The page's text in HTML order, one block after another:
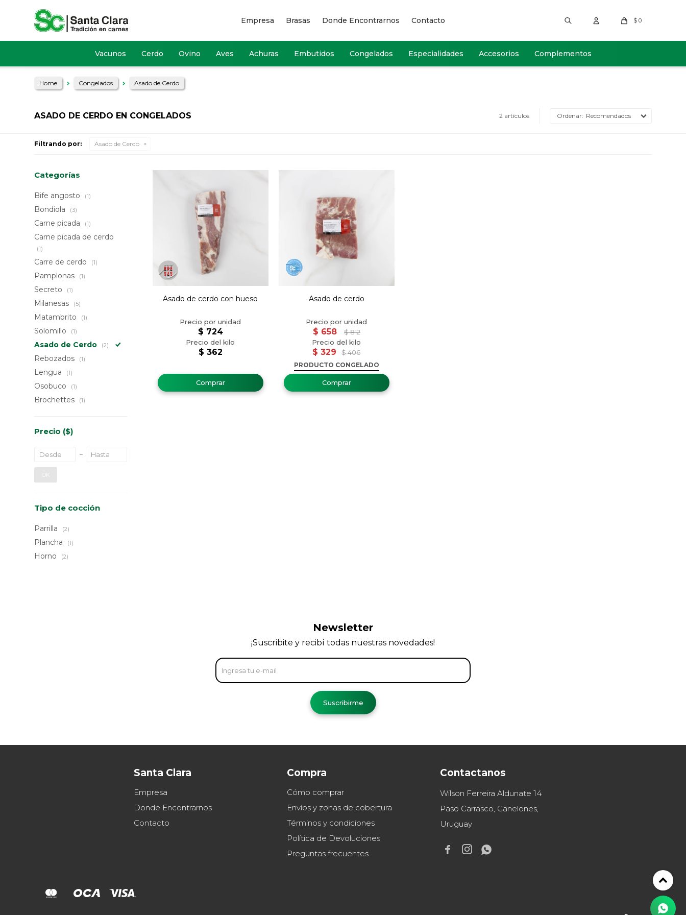
Vacunos Cerdo Ovino Aves Achuras Embutidos Congelados Especialidades Accesorios Complementos
$ 0
Empresa Brasas Donde Encontrarnos Contacto
Home Congelados Asado de Cerdo
ASADO DE CERDO EN CONGELADOS 2 artículos Recomendados
Filtrando por: Asado de Cerdo
Asado de cerdo con hueso
$ 362
$ 724
Asado de cerdo
$ 329 $ 406
$ 658 $ 812
PRODUCTO CONGELADO
Categorías
Bife angosto (1)
Bondiola (3)
Carne picada (1)
Carne picada de cerdo
(1)
Carre de cerdo (1)
Pamplonas (1)
Secreto (1)
Milanesas (5)
Matambrito (1)
Solomillo (1)
Asado de Cerdo (2)
Rebozados (1)
Lengua (1)
Osobuco (1)
Brochettes (1)
Precio ($)
OK
Tipo de cocción
Parrilla (2)
Plancha (1)
Horno (2)
Santa Clara
Empresa
Donde Encontrarnos
Contacto
Compra
Cómo comprar
Envíos y zonas de cobertura
Términos y condiciones
Política de Devoluciones
Preguntas frecuentes
Contactanos
Wilson Ferreira Aldunate 14
Paso Carrasco, Canelones,
Uruguay
  
Newsletter
¡Suscribite y recibí todas nuestras novedades!
Suscribirme